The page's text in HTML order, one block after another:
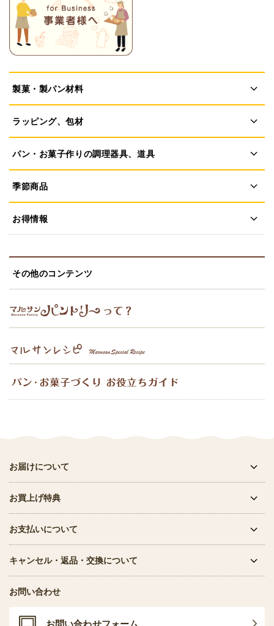
製菓・製パン材料
ラッピング、包材
パン・お菓子作りの調理器具、道具
季節商品
お得情報
その他のコンテンツ
お届けについて
お買上げ特典
お支払いについて
キャンセル・返品・交換について
お問い合わせ